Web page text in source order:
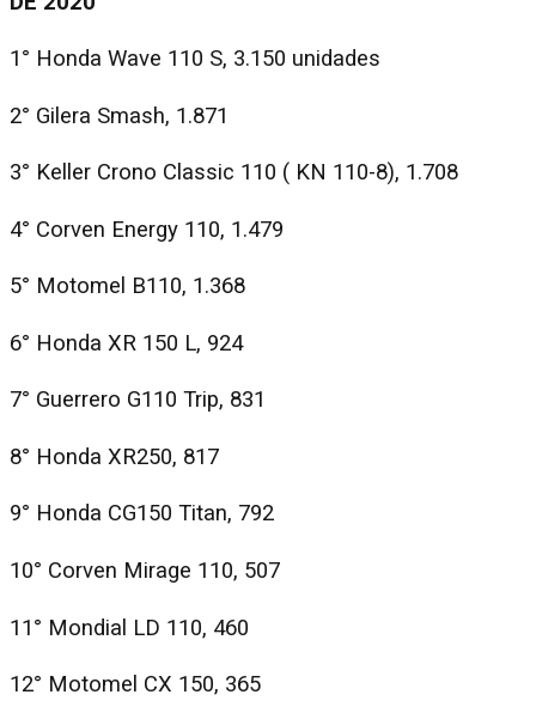
1° Honda Wave 110 S, 3.150 unidades
2° Gilera Smash, 1.871
3° Keller Crono Classic 110 ( KN 110-8), 1.708
4° Corven Energy 110, 1.479
5° Motomel B110, 1.368
6° Honda XR 150 L, 924
7° Guerrero G110 Trip, 831
8° Honda XR250, 817
9° Honda CG150 Titan, 792
10° Corven Mirage 110, 507
11° Mondial LD 110, 460
12° Motomel CX 150, 365